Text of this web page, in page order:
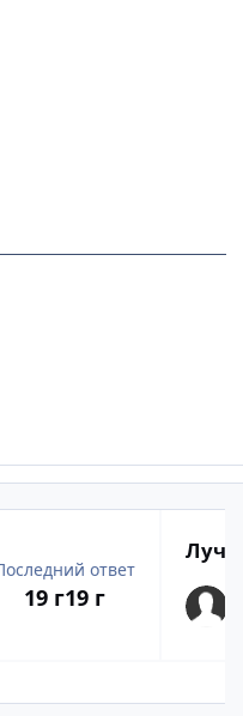
ответ
19 г19 г
обзор темы